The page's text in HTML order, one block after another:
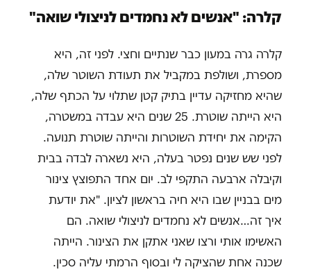
קלרה: "אנשים לא נחמדים לניצולי שואה"
קלרה גרה במעון כבר שנתיים וחצי. לפני זה, היא
מספרת, ושולפת במקביל את תעודת השוטר שלה,
שהיא מחזיקה עדיין בתיק קטן שתלוי על הכתף שלה,
היא הייתה שוטרת. 25 שנים היא עבדה במשטרה,
הקימה את יחידת השוטרות והייתה שוטרת תנועה.
לפני שש שנים נפטר בעלה, היא נשארה לבדה בבית
וקיבלה ארבעה התקפי לב. יום אחד התפוצץ צינור
מים בבניין שבו היא חיה בראשון לציון. "את יודעת
איך זה…אנשים לא נחמדים לניצולי שואה. הם
האשימו אותי ורצו שאני אתקן את הצינור. הייתה
שכנה אחת שהציקה לי ובסוף הרמתי עליה סכין.